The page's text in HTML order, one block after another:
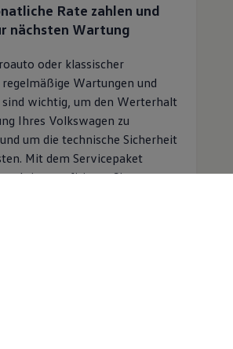
Rate zahlen und
nächsten Wartung
oder klassischer
Wartungen und
wichtig, um den Werterhalt
Ihres Volkswagen zu
um die technische Sicherheit
Mit dem Servicepaket
profitieren Sie von